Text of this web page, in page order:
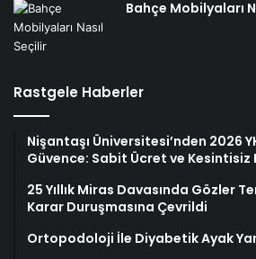
Bahçe Mobilyaları
Rastgele Haberler
Nişantaşı Üniversitesi’nden 2026
Güvence: Sabit Ücret ve Kesintisiz
25 Yıllık Miras Davasında Gözler
Karar Duruşmasına Çevrildi
Ortopodoloji İle Diyabetik Ayak